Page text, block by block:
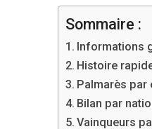
Sommaire :
Informations
Histoire
Palmarès par
Bilan par
Vainqueurs